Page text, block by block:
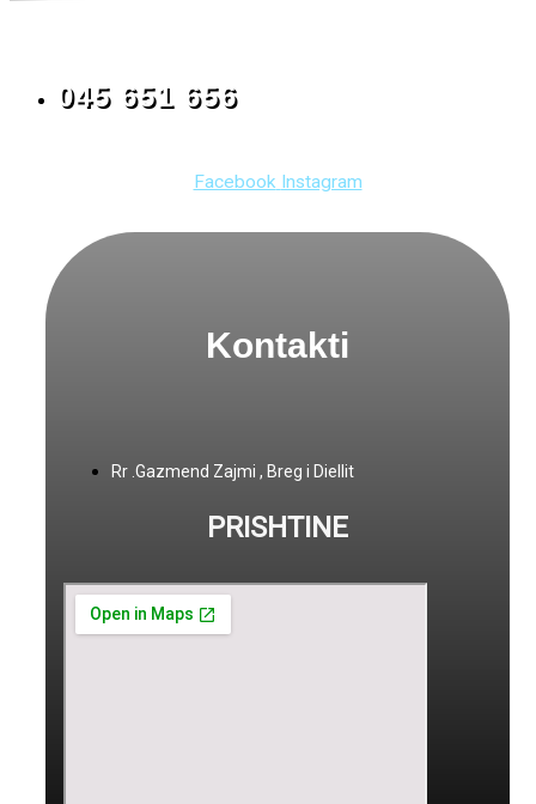
045 651 656
Facebook Instagram
Kontakti
Rr .Gazmend Zajmi , Breg i Diellit
PRISHTINE